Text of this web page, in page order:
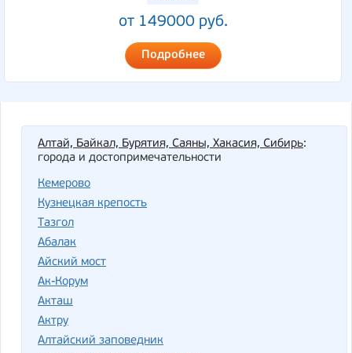
от 149000 руб.
Подробнее
Алтай, Байкал, Бурятия, Саяны, Хакасия, Сибирь:
города и достопримечательности
Кемерово
Кузнецкая крепость
Тазгол
Абалак
Айский мост
Ак-Корум
Акташ
Актру
Алтайский заповедник